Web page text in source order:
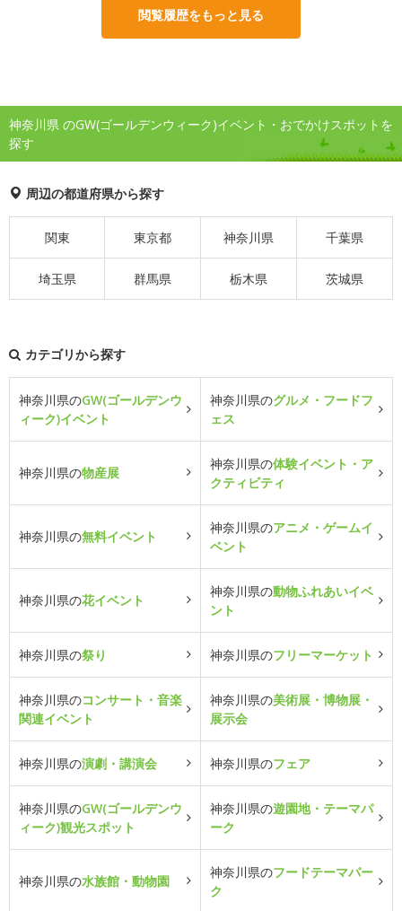
閲覧履歴をもっと見る
神奈川県 のGW(ゴールデンウィーク)イベント・おでかけスポットを
探す
周辺の都道府県から探す
関東 東京都 神奈川県 千葉県
埼玉県 群馬県 栃木県 茨城県
カテゴリから探す
神奈川県のGW(ゴールデンウ
ィーク)イベント
神奈川県のグルメ・フードフ
ェス
神奈川県の物産展
神奈川県の体験イベント・ア
クティビティ
神奈川県の無料イベント
神奈川県のアニメ・ゲームイ
ベント
神奈川県の花イベント
神奈川県の動物ふれあいイベ
ント
神奈川県の祭り 神奈川県のフリーマーケット
神奈川県のコンサート・音楽
関連イベント
神奈川県の美術展・博物展・
展示会
神奈川県の演劇・講演会 神奈川県のフェア
神奈川県のGW(ゴールデンウ
ィーク)観光スポット
神奈川県の遊園地・テーマパ
ーク
神奈川県の水族館・動物園
神奈川県のフードテーマパー
ク